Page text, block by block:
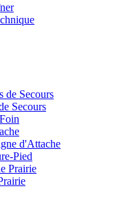
de Secours
Secours
d'Attache
Pied
Prairie